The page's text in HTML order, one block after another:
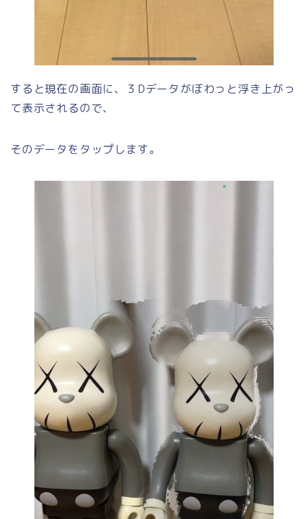
すると現在の画面に、３Dデータがぼわっと浮き上がっ
て表示されるので、
そのデータをタップします。